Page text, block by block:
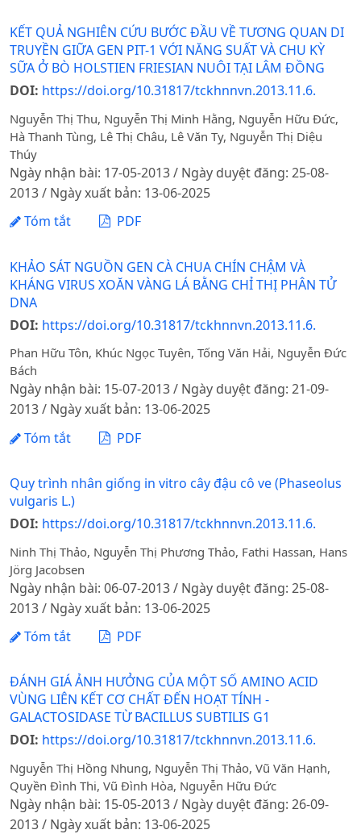
KẾT QUẢ NGHIÊN CỨU BƯỚC ĐẦU VỀ TƯƠNG QUAN DI
TRUYỀN GIỮA GEN PIT-1 VỚI NĂNG SUẤT VÀ CHU KỲ
SỮA Ở BÒ HOLSTIEN FRIESIAN NUÔI TẠI LÂM ĐỒNG
DOI: https://doi.org/10.31817/tckhnnvn.2013.11.6.
Nguyễn Thị Thu, Nguyễn Thị Minh Hằng, Nguyễn Hữu Đức,
Hà Thanh Tùng, Lê Thị Châu, Lê Văn Ty, Nguyễn Thị Diệu
Thúy
Ngày nhận bài: 17-05-2013 / Ngày duyệt đăng: 25-08-
2013 / Ngày xuất bản: 13-06-2025
Tóm tắt
PDF
KHẢO SÁT NGUỒN GEN CÀ CHUA CHÍN CHẬM VÀ
KHÁNG VIRUS XOĂN VÀNG LÁ BẰNG CHỈ THỊ PHÂN TỬ
DNA
DOI: https://doi.org/10.31817/tckhnnvn.2013.11.6.
Phan Hữu Tôn, Khúc Ngọc Tuyên, Tống Văn Hải, Nguyễn Đức
Bách
Ngày nhận bài: 15-07-2013 / Ngày duyệt đăng: 21-09-
2013 / Ngày xuất bản: 13-06-2025
Tóm tắt
PDF
Quy trình nhân giống in vitro cây đậu cô ve (Phaseolus
vulgaris L.)
DOI: https://doi.org/10.31817/tckhnnvn.2013.11.6.
Ninh Thị Thảo, Nguyễn Thị Phương Thảo, Fathi Hassan, Hans
Jörg Jacobsen
Ngày nhận bài: 06-07-2013 / Ngày duyệt đăng: 25-08-
2013 / Ngày xuất bản: 13-06-2025
Tóm tắt
PDF
ĐÁNH GIÁ ẢNH HƯỞNG CỦA MỘT SỐ AMINO ACID
VÙNG LIÊN KẾT CƠ CHẤT ĐẾN HOẠT TÍNH -
GALACTOSIDASE TỪ BACILLUS SUBTILIS G1
DOI: https://doi.org/10.31817/tckhnnvn.2013.11.6.
Nguyễn Thị Hồng Nhung, Nguyễn Thị Thảo, Vũ Văn Hạnh,
Quyền Đình Thi, Vũ Đình Hòa, Nguyễn Hữu Đức
Ngày nhận bài: 15-05-2013 / Ngày duyệt đăng: 26-09-
2013 / Ngày xuất bản: 13-06-2025